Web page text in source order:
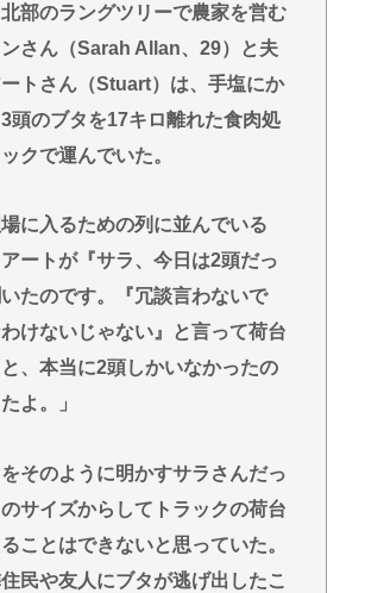
部のラングツリーで農家を営む
さん（Sarah Allan、29）と夫
トさん（Stuart）は、手塩にか
頭のブタを17キロ離れた食肉処
クで運んでいた。
場に入るための列に並んでいる
ートが『サラ、今日は2頭だっ
たのです。『冗談言わないで
けないじゃない』と言って荷台
、本当に2頭しかいなかったの
よ。」
そのように明かすサラさんだっ
サイズからしてトラックの荷台
ことはできないと思っていた。
民や友人にブタが逃げ出したこ